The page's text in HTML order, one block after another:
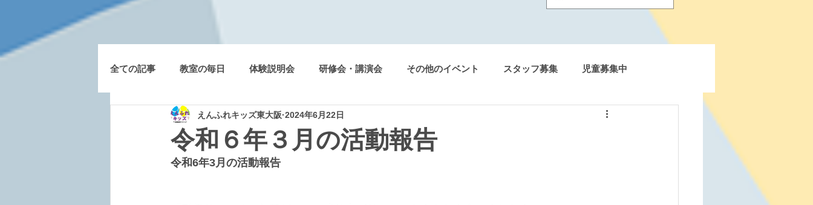
全ての記事 教室の毎日 体験説明会 研修会・講演会 その他のイベント スタッフ募集 児童募集中
令和６年３月の活動報告
えんふれキッズ東大阪 2024年6月22日
令和6年3月の活動報告